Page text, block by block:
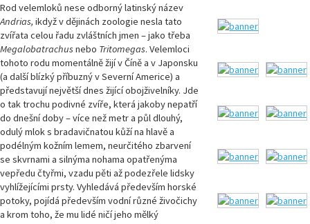
Rod velemloků nese odborný latinský název
Andrias, ikdyž v dějinách zoologie nesla tato
zvířata celou řadu zvláštních jmen – jako třeba
Megalobatrachus nebo Tritomegas. Velemloci
tohoto rodu momentálně žijí v Číně a v Japonsku
(a další blízký příbuzný v Severní Americe) a
představují největší dnes žijící obojživelníky. Jde
o tak trochu podivné zvíře, která jakoby nepatří
do dnešní doby – více než metr a půl dlouhý,
odulý mlok s bradavičnatou kůží na hlavě a
podélným kožním lemem, neurčitého zbarvení
se skvrnami a silnýma nohama opatřenýma
vepředu čtyřmi, vzadu pěti až podezřele lidsky
vyhlížejícími prsty. Vyhledává především horské
potoky, pojídá především vodní různé živočichy
a krom toho, že mu lidé ničí jeho mělký